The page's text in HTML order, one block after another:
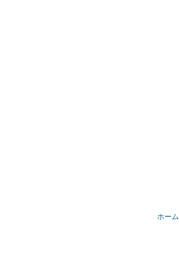
ホーム